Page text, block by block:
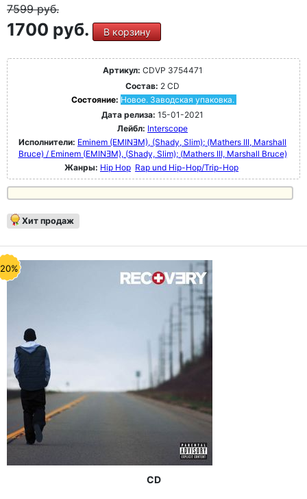
7599руб.
1700 руб. В корзину
Артикул: CDVP 3754471
Состав: 2 CD
Состояние: Новое. Заводская упаковка.
Дата релиза: 15-01-2021
Лейбл: Interscope
Исполнители: Eminem (EMINƎM), (Shady, Slim); (Mathers III, Marshall
Bruce) / Eminem (EMINƎM), (Shady, Slim); (Mathers III, Marshall Bruce)
Жанры: Hip Hop Rap und Hip-Hop/Trip-Hop
Хит продаж
CD